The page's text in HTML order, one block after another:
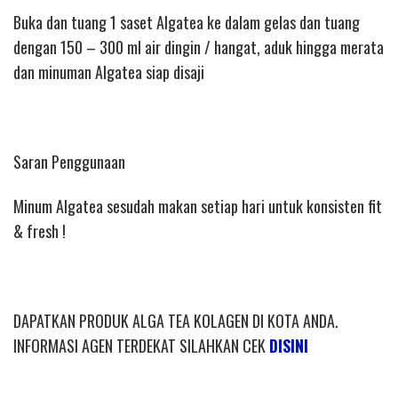
Buka dan tuang 1 saset Algatea ke dalam gelas dan tuang
dengan 150 – 300 ml air dingin / hangat, aduk hingga merata
dan minuman Algatea siap disaji
Saran Penggunaan
Minum Algatea sesudah makan setiap hari untuk konsisten fit
& fresh !
DAPATKAN PRODUK ALGA TEA KOLAGEN DI KOTA ANDA.
INFORMASI AGEN TERDEKAT SILAHKAN CEKDISINI